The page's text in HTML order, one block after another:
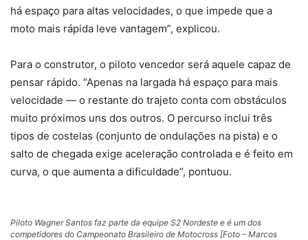
há espaço para altas velocidades, o que impede que a
moto mais rápida leve vantagem”, explicou.
Para o construtor, o piloto vencedor será aquele capaz de
pensar rápido. “Apenas na largada há espaço para mais
velocidade — o restante do trajeto conta com obstáculos
muito próximos uns dos outros. O percurso inclui três
tipos de costelas (conjunto de ondulações na pista) e o
salto de chegada exige aceleração controlada e é feito em
curva, o que aumenta a dificuldade”, pontuou.
Piloto Wagner Santos faz parte da equipe S2 Nordeste e é um dos
competidores do Campeonato Brasileiro de Motocross [Foto – Marcos